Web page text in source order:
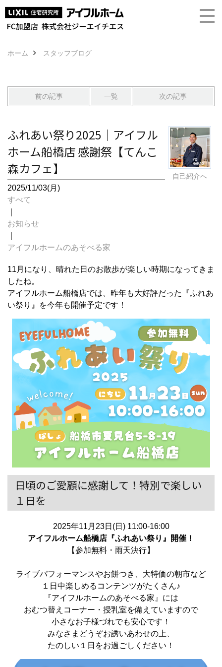
ホーム スタッフブログ
前の記事 一覧 次の記事
自己紹介へ
ふれあい祭り2025｜アイフル
ホーム船橋店 感謝祭【てんこ
森カフェ】
2025/11/03(月)
すべて
お知らせ
アイフルホームのあそべる家
11月になり、晴れた日のお散歩が楽しい時期になってきま
したね。
アイフルホーム船橋店では、昨年も大好評だった『ふれあ
い祭り』を今年も開催予定です！
日頃のご愛顧に感謝して！特別で楽しい
１日を
2025年11月23日(日) 11:00-16:00
アイフルホーム船橋店『ふれあい祭り』開催！
【参加無料・雨天決行】
ライブパフォーマンスやお餅つき、大特価の朝市など
１日中楽しめるコンテンツがたくさん♪
『アイフルホームのあそべる家』には
おむつ替えコーナー・授乳室を備えていますので
小さなお子様づれでも安心です！
みなさまどうぞお誘いあわせの上、
たのしい１日をお過ごしください！